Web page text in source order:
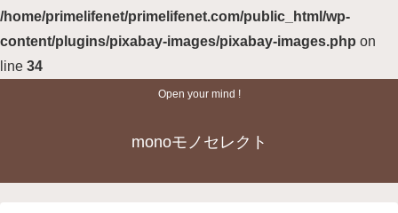
/home/primelifenet/primelifenet.com/public_html/wp-
content/plugins/pixabay-images/pixabay-images.php on
line 34
Open your mind !
monoモノセレクト